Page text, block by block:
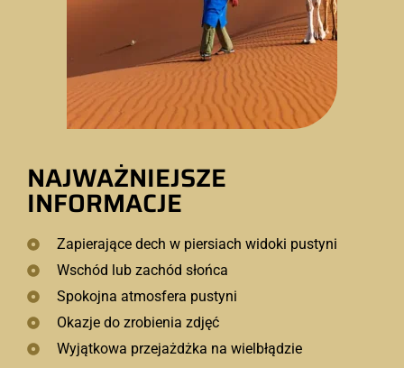
NAJWAŻNIEJSZE
INFORMACJE
Zapierające dech w piersiach widoki pustyni
Wschód lub zachód słońca
Spokojna atmosfera pustyni
Okazje do zrobienia zdjęć
Wyjątkowa przejażdżka na wielbłądzie